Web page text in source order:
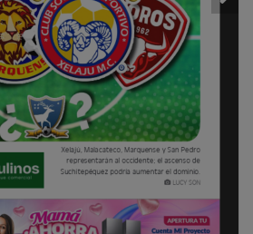
Xelajú, Malacateco, Marquense y San Pedro
representarán al occidente; el ascenso de
Suchitepéquez podría aumentar el dominio.
LUCY SON